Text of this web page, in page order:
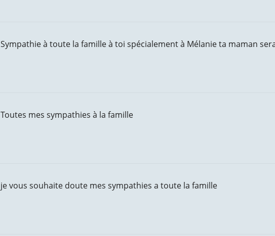
Sympathie à toute la famille à toi spécialement à Mélanie ta maman
Toutes mes sympathies à la famille
je vous souhaite doute mes sympathies a toute la famille